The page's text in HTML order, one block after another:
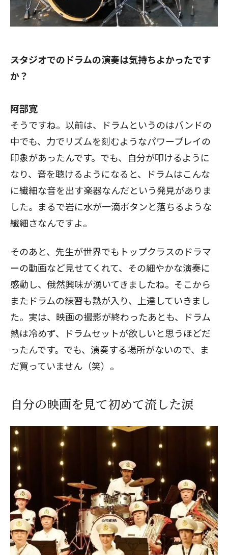
――スタジオでのドラムの演奏は気持ちよかったです
か？
阿部寛
そうですね。以前は、ドラムというのはバンドの
中でも、力でリズムを刻むようなパワープレイの
印象があったんです。でも、自分が叩けるように
なり、音を聴けるようになると、ドラムはこんな
に繊細な音を出す楽器なんだという発見がありま
した。まるで岩に水が一滴ポタンと落ちるような
繊細さなんですよ。
そのあと、先生が世界でもトップクラスのドラマ
ーの動画など見せてくれて、その細やかな演奏に
感動し、俄然興味が湧いてきましたね。そこから
またドラムの練習も熱が入り、上達していきまし
た。実は、映画の撮影が終わったあとも、ドラム
熱は冷めず、ドラムセットが欲しいと思うほどだ
ったんです。でも、演奏する場所がないので、ま
だ買っていません（笑）。
自分の映画を見て初めて流した涙